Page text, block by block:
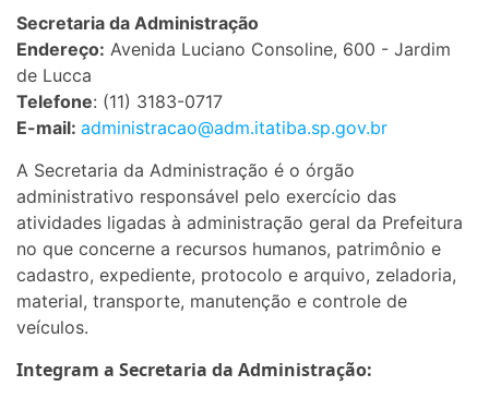
Secretaria da Administração
Endereço: Avenida Luciano Consoline, 600 - Jardim
de Lucca
Telefone: (11) 3183-0717
E-mail: administracao@adm.itatiba.sp.gov.br
A Secretaria da Administração é o órgão
administrativo responsável pelo exercício das
atividades ligadas à administração geral da Prefeitura
no que concerne a recursos humanos, patrimônio e
cadastro, expediente, protocolo e arquivo, zeladoria,
material, transporte, manutenção e controle de
veículos.
Integram a Secretaria da Administração: